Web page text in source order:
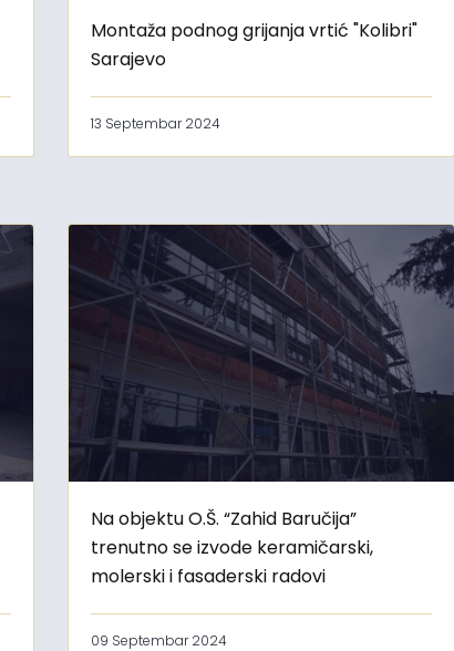
Montaža podnog grijanja vrtić "Kolibri"
Sarajevo
13 Septembar 2024
Na objektu O.Š. “Zahid Baručija”
trenutno se izvode keramičarski,
molerski i fasaderski radovi
09 Septembar 2024